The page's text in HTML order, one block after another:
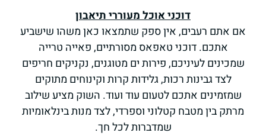
דוכני אוכל מעוררי תיאבון
אם אתם רעבים, אין ספק שתמצאו כאן משהו שישביע
אתכם. דוכני טאפאס מסורתיים, פאייה טרייה
שמכינים לעיניכם, פירות ים מטוגנים, נקניקים חריפים
לצד גבינות רכות, גלידות קרות וקינוחים מתוקים
שמזמינים אתכם לטעום עוד ועוד. השוק מציע שילוב
מרתק בין מטבח קטלוני וספרדי, לצד מנות בינלאומיות
שמדברות לכל חך.